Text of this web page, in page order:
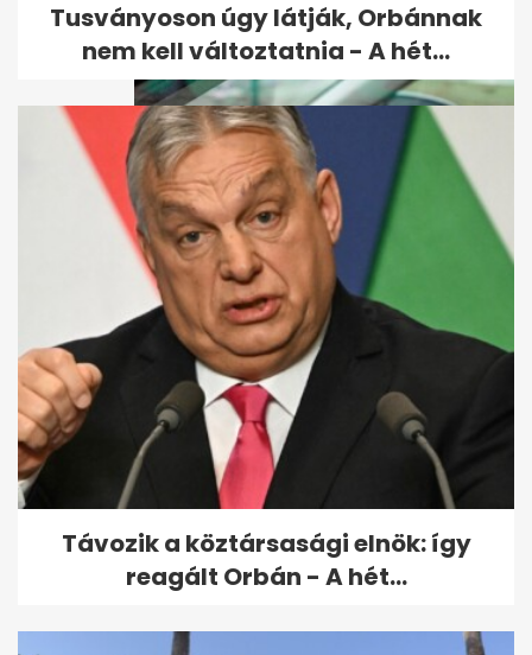
Kutyákat, macskát mentettek
a rendőrök egy forró autóból...
Tusványoson úgy látják, Orbánnak
nem kell változtatnia - A hét...
Távozik a köztársasági elnök: így
reagált Orbán - A hét...